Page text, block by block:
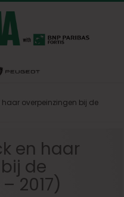
haar overpeinzingen bij de
en haar
de
2017)